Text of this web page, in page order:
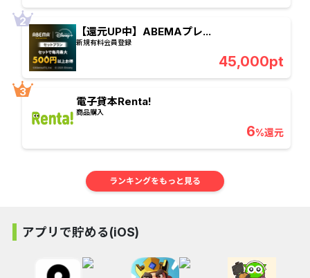
【還元UP中】ABEMAプレ...
新規有料会員登録
45,000pt
電子貸本Renta!
商品購入
6%還元
ランキングをもっと見る
アプリで貯める(iOS)